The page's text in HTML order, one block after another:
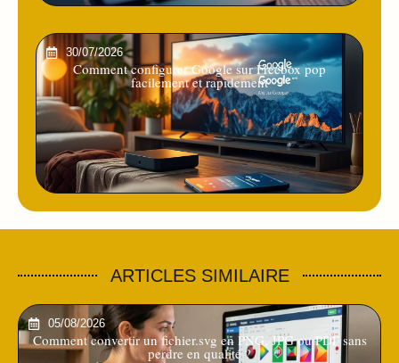
30/07/2026
Comment configurer Google sur Freebox pop
facilement et rapidement
ARTICLES SIMILAIRE
05/08/2026
Comment convertir un fichier.svg en PNG, JPG ou PDF sans
perdre en qualité ?